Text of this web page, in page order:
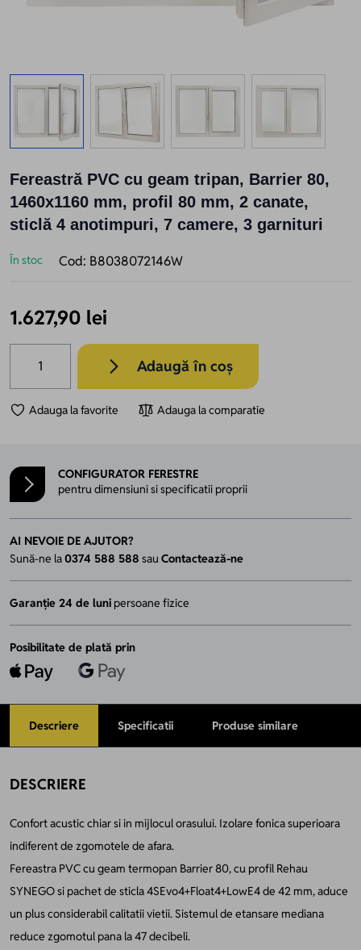
View larger imageView larger imageView larger image
Fereastră PVC cu geam tripan, Barrier 80,
1460x1160 mm, profil 80 mm, 2 canate,
sticlă 4 anotimpuri, 7 camere, 3 garnituri
În stoc Cod: B8038072146W
1.627,90 lei
Adaugă în coș
Adauga la favorite Adauga la comparatie
CONFIGURATOR FERESTRE
pentru dimensiuni si specificatii proprii
AI NEVOIE DE AJUTOR?
Sună-ne la0374 588 588 sauContactează-ne
Garanție 24 de luni persoane fizice
Posibilitate de plată prin
Descriere Specificatii Produse similare
DESCRIERE
Confort acustic chiar si in mijlocul orasului. Izolare fonica superioara
indiferent de zgomotele de afara.
Fereastra PVC cu geam termopan Barrier 80, cu profil Rehau
SYNEGO si pachet de sticla 4SEvo4+Float4+LowE4 de 42 mm, aduce
un plus considerabil calitatii vietii. Sistemul de etansare mediana
reduce zgomotul pana la 47 decibeli.